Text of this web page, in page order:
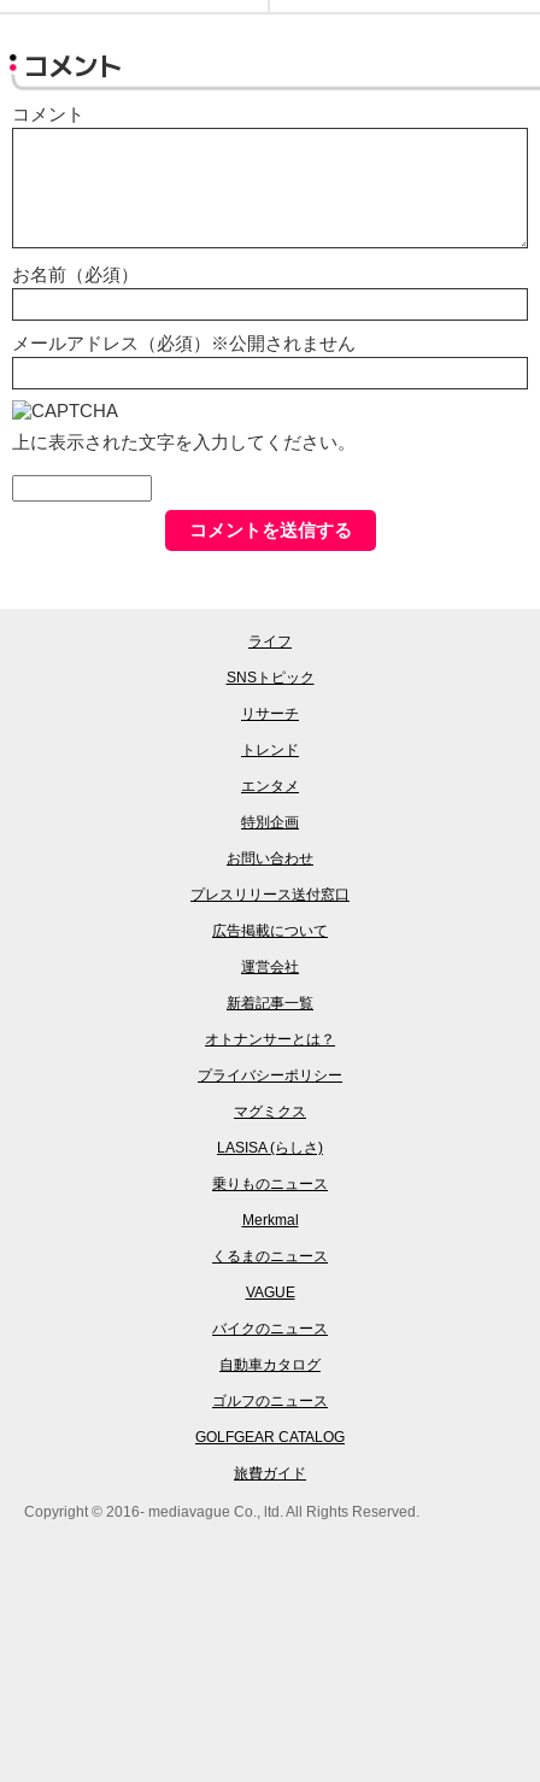
コメント
コメント
お名前（必須）
メールアドレス（必須）※公開されません
上に表示された文字を入力してください。
ライフ
SNSトピック
リサーチ
トレンド
エンタメ
特別企画
お問い合わせ
プレスリリース送付窓口
広告掲載について
運営会社
新着記事一覧
オトナンサーとは？
プライバシーポリシー
マグミクス
LASISA (らしさ)
乗りものニュース
Merkmal
くるまのニュース
VAGUE
バイクのニュース
自動車カタログ
ゴルフのニュース
GOLFGEAR CATALOG
旅費ガイド
Copyright © 2016- mediavague Co., ltd. All Rights Reserved.